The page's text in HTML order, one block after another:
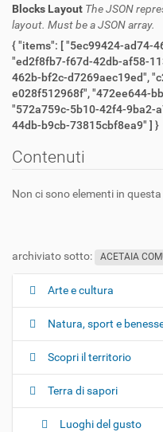
Blocks Layout The JSON
layout. Must be a JSON array.
{ "items": [ "5ec99424-ad74-46b4-9b2c-ef9d02689c7f",
"ed2f8fb7-f67d-42db-af58-
462b-bf2c-d7269aec19ed", "c2c319fb-365c-4d40-93a3-
e028f512968f", "472ee644-bb65-41c7-afeb-e25cd6c45736",
"572a759c-5b10-42f4-9ba2-
44db-b9cb-73815cbf8ea9" ] }
Contenuti
Non ci sono elementi in
archiviato sotto: ACETAIA
N
g
a
z
Arte e cultura
Natura, sport e
Scopri il territorio
Terra di sapori
Luoghi del gusto